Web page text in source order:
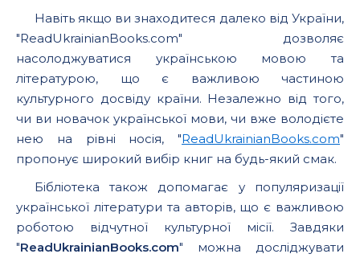
Навіть якщо ви знаходитеся далеко від України,
"ReadUkrainianBooks.com" дозволяє
насолоджуватися українською мовою та
літературою, що є важливою частиною
культурного досвіду країни. Незалежно від того,
чи ви новачок української мови, чи вже володієте
нею на рівні носія, "ReadUkrainianBooks.com"
пропонує широкий вибір книг на будь-який смак.
Бібліотека також допомагає у популяризації
української літератури та авторів, що є важливою
роботою відчутної культурної місії. Завдяки
"ReadUkrainianBooks.com" можна досліджувати